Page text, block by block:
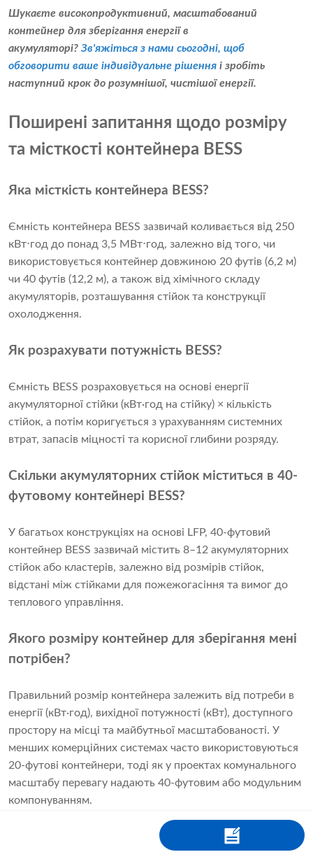
Шукаєте високопродуктивний, масштабований
контейнер для зберігання енергії в
акумуляторі? Зв'яжіться з нами сьогодні, щоб
обговорити ваше індивідуальне рішення і зробіть
наступний крок до розумнішої, чистішої енергії.
Поширені запитання щодо розміру
та місткості контейнера BESS
Яка місткість контейнера BESS?
Ємність контейнера BESS зазвичай коливається від 250
кВт⋅год до понад 3,5 МВт⋅год, залежно від того, чи
використовується контейнер довжиною 20 футів (6,2 м)
чи 40 футів (12,2 м), а також від хімічного складу
акумуляторів, розташування стійок та конструкції
охолодження.
Як розрахувати потужність BESS?
Ємність BESS розраховується на основі енергії
акумуляторної стійки (кВт·год на стійку) × кількість
стійок, а потім коригується з урахуванням системних
втрат, запасів міцності та корисної глибини розряду.
Скільки акумуляторних стійок міститься в 40-
футовому контейнері BESS?
У багатьох конструкціях на основі LFP, 40-футовий
контейнер BESS зазвичай містить 8–12 акумуляторних
стійок або кластерів, залежно від розмірів стійок,
відстані між стійками для пожежогасіння та вимог до
теплового управління.
Якого розміру контейнер для зберігання мені
потрібен?
Правильний розмір контейнера залежить від потреби в
енергії (кВт·год), вихідної потужності (кВт), доступного
простору на місці та майбутньої масштабованості. У
менших комерційних системах часто використовуються
20-футові контейнери, тоді як у проектах комунального
масштабу перевагу надають 40-футовим або модульним
компонуванням.
Як розрахувати ємність акумулятора?